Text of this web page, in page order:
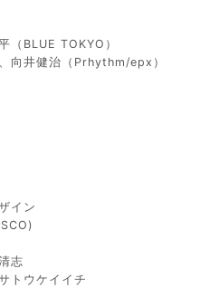
（BLUE TOKYO）
向井健治（Prhythm/epx）
イン
志
トウケイイチ